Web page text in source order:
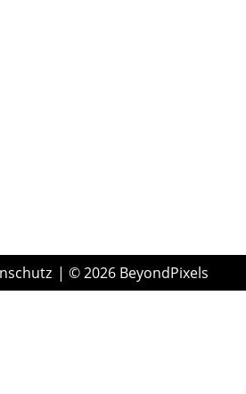
| © 2026 BeyondPixels